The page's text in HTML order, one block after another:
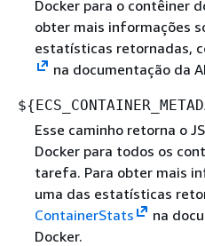
Docker para o contêiner
obter mais informações
estatísticas retornadas,
na documentação da
${
Esse caminho retorna o
Docker para todos os
tarefa. Para obter mais
uma das estatísticas
ContainerStats
na
Docker.